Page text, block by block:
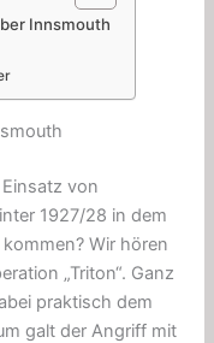
Innsmouth
von
1927/28 in dem
Wir hören
„Triton“. Ganz
praktisch dem
galt der Angriff mit